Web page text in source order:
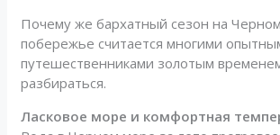
Почему же бархатный сезон на
побережье считается многими
путешественниками золотым
разбираться.
Ласковое море и комфортная